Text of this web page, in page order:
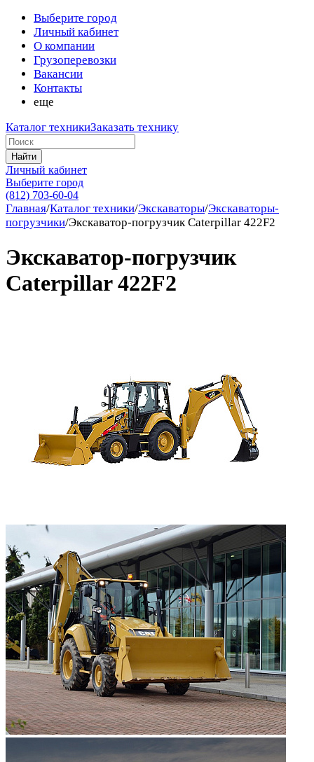
Выберите город
Личный кабинет
О компании
Грузоперевозки
Вакансии
Контакты
еще
Каталог техникиЗаказать технику
Найти
Личный кабинет
Выберите город
(812) 703-60-04
Главная/Каталог техники/Экскаваторы/Экскаваторы-
погрузчики/Экскаватор-погрузчик Caterpillar 422F2
Экскаватор-погрузчик
Caterpillar 422F2